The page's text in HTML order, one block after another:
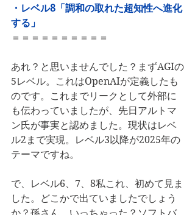
・レベル8「調和の取れた超知性へ進化
する」
＝＝＝＝＝＝＝＝＝＝
あれ？と思いませんでした？まずAGIの
5レベル。これはOpenAIが定義したも
のです。これまでリークとして外部に
も伝わっていましたが、先日アルトマ
ン氏が事実と認めました。現状はレベ
ル2まで実現。レベル3以降が2025年の
テーマですね。
で、レベル6、7、8私これ、初めて見ま
した。どこかで出ていましたでしょう